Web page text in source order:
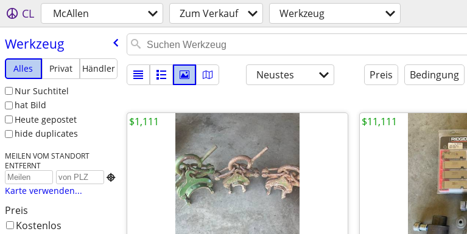
CL McAllen Zum Verkauf Werkzeug
Werkzeug
Alles Privat
Händler
Nur Suchtitel
hat Bild
Heute gepostet
hide duplicates
MEILEN VOM STANDORT
ENTFERNT

Karte verwenden...
Preis
Kostenlos
Neustes Preis Bedingung
$1,111 $11,111